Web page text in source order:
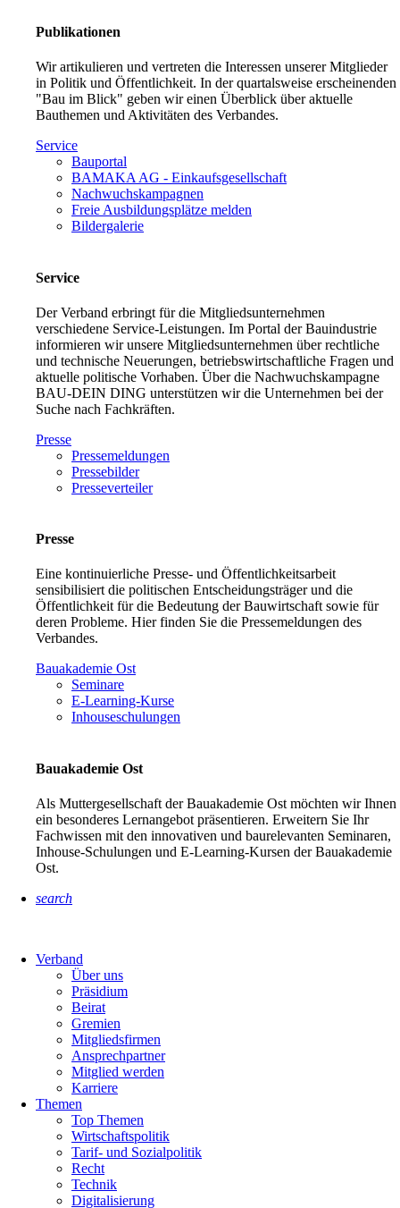
Publikationen
Wir artikulieren und vertreten die Interessen unserer Mitglieder
in Politik und Öffentlichkeit. In der quartalsweise erscheinenden
"Bau im Blick" geben wir einen Überblick über aktuelle
Bauthemen und Aktivitäten des Verbandes.
Service
Bauportal
BAMAKA AG - Einkaufsgesellschaft
Nachwuchskampagnen
Freie Ausbildungsplätze melden
Bildergalerie
Service
Der Verband erbringt für die Mitgliedsunternehmen
verschiedene Service-Leistungen. Im Portal der Bauindustrie
informieren wir unsere Mitgliedsunternehmen über rechtliche
und technische Neuerungen, betriebswirtschaftliche Fragen und
aktuelle politische Vorhaben. Über die Nachwuchskampagne
BAU-DEIN DING unterstützen wir die Unternehmen bei der
Suche nach Fachkräften.
Presse
Pressemeldungen
Pressebilder
Presseverteiler
Presse
Eine kontinuierliche Presse- und Öffentlichkeitsarbeit
sensibilisiert die politischen Entscheidungsträger und die
Öffentlichkeit für die Bedeutung der Bauwirtschaft sowie für
deren Probleme. Hier finden Sie die Pressemeldungen des
Verbandes.
Bauakademie Ost
Seminare
E-Learning-Kurse
Inhouseschulungen
Bauakademie Ost
Als Muttergesellschaft der Bauakademie Ost möchten wir Ihnen
ein besonderes Lernangebot präsentieren. Erweitern Sie Ihr
Fachwissen mit den innovativen und baurelevanten Seminaren,
Inhouse-Schulungen und E-Learning-Kursen der Bauakademie
Ost.
search
Verband
Über uns
Präsidium
Beirat
Gremien
Mitgliedsfirmen
Ansprechpartner
Mitglied werden
Karriere
Themen
Top Themen
Wirtschaftspolitik
Tarif- und Sozialpolitik
Recht
Technik
Digitalisierung